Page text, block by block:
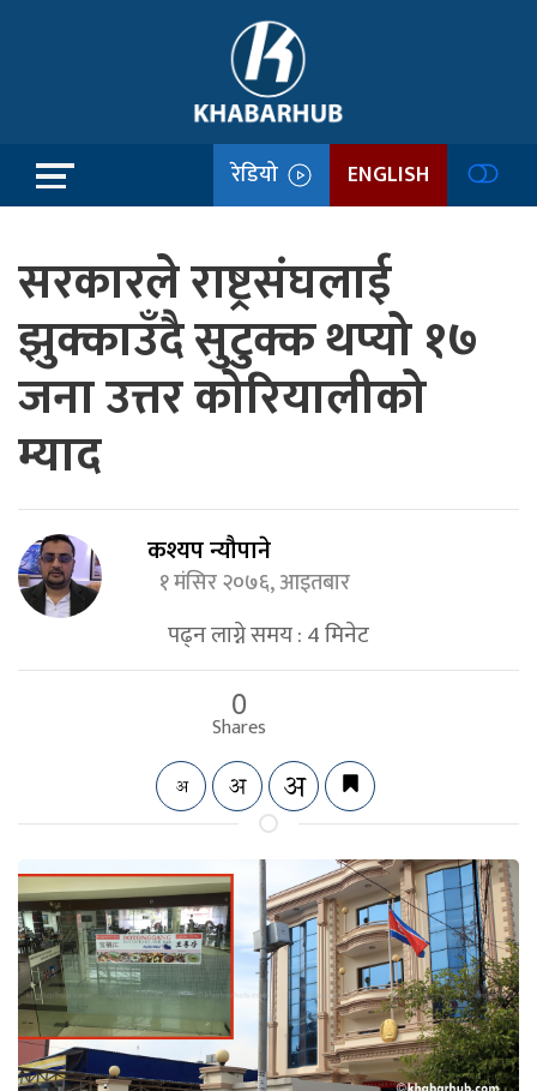
रेडियो ENGLISH
सरकारले राष्ट्रसंघलाई
झुक्काउँदै सुटुक्क थप्यो १७
जना उत्तर कोरियालीको
म्याद
कश्यप न्यौपाने
१ मंसिर २०७६, आइतबार
पढ्न लाग्ने समय :4मिनेट
0
Shares